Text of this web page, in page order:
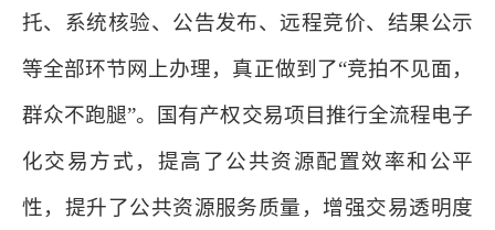
托、系统核验、公告发布、远程竞价、结果公示
等全部环节网上办理，真正做到了“竞拍不见面，
群众不跑腿”。国有产权交易项目推行全流程电子
化交易方式，提高了公共资源配置效率和公平
性，提升了公共资源服务质量，增强交易透明度